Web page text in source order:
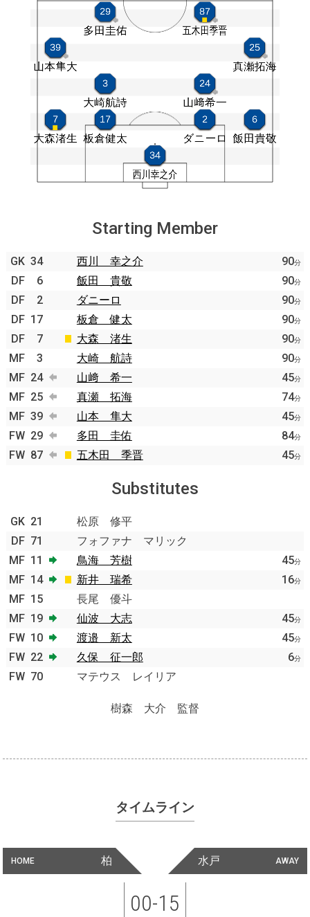
Starting Member
GK 34 西川 幸之介 90分
DF 6 飯田 貴敬 90分
DF 2 ダニーロ 90分
DF 17 板倉 健太 90分
DF 7 大森 渚生 90分
MF 3 大崎 航詩 90分
MF 24 山﨑 希一 45分
MF 25 真瀬 拓海 74分
MF 39 山本 隼大 45分
FW 29 多田 圭佑 84分
FW 87 五木田 季晋 45分
Substitutes
GK 21
松原 修平
DF 71
フォファナ マリック
MF 11 鳥海 芳樹 45分
MF 14 新井 瑞希 16分
MF 15
長尾 優斗
MF 19 仙波 大志 45分
FW 10 渡邉 新太 45分
FW 22 久保 征一郎 6分
FW 70 マテウス レイリア
樹森 大介 監督
タイムライン
HOME 柏 AWAY
水戸
00-15